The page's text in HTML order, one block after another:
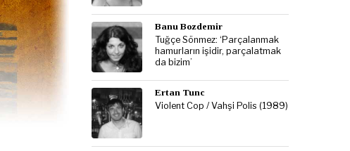
Banu Bozdemir
Tuğçe Sönmez: ‘Parçalanmak
hamurların işidir, parçalatmak
da bizim’
Ertan Tunc
Violent Cop / Vahşi Polis (1989)